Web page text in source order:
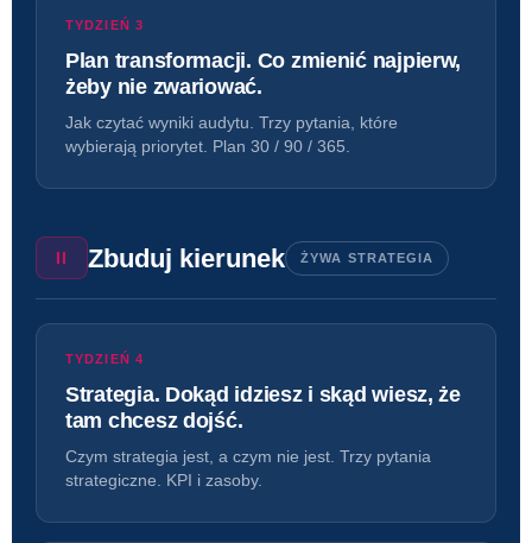
TYDZIEŃ 3
Plan transformacji. Co zmienić najpierw,
żeby nie zwariować.
Jak czytać wyniki audytu. Trzy pytania, które
wybierają priorytet. Plan 30 / 90 / 365.
II Zbuduj kierunek ŻYWA STRATEGIA
TYDZIEŃ 4
Strategia. Dokąd idziesz i skąd wiesz, że
tam chcesz dojść.
Czym strategia jest, a czym nie jest. Trzy pytania
strategiczne. KPI i zasoby.